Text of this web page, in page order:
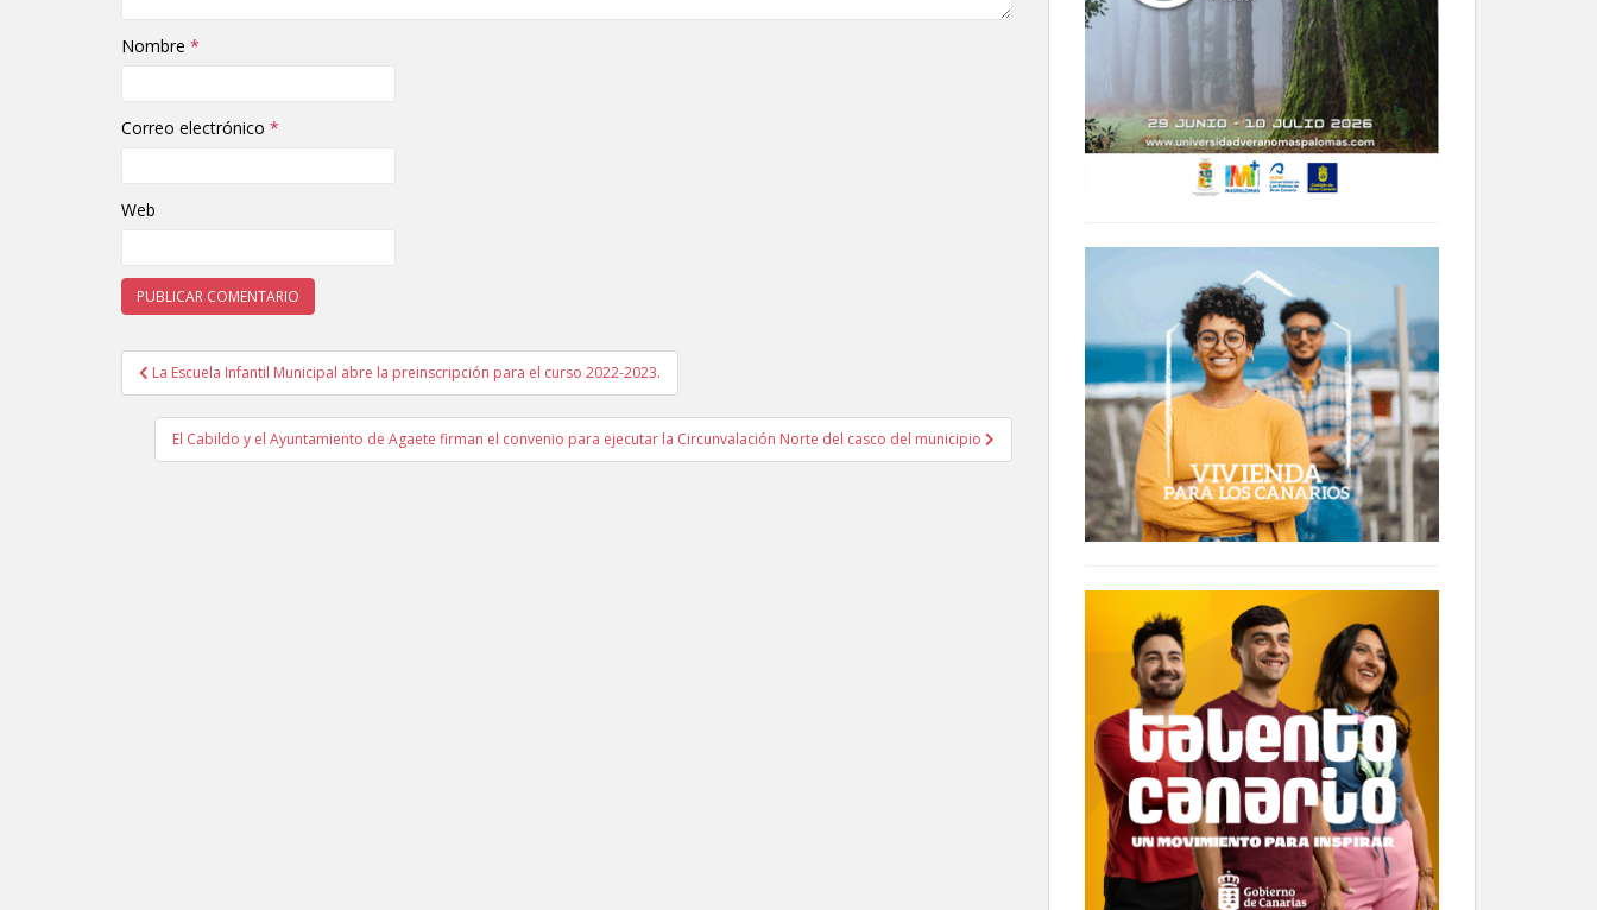
Nombre *
Correo electrónico *
Web
Navegación de entradas
La Escuela Infantil Municipal abre la preinscripción para el curso 2022-2023.
El Cabildo y el Ayuntamiento de Agaete firman el convenio para ejecutar la Circunvalación Norte del casco del municipio